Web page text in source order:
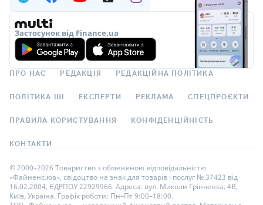
Застосунок від Finance.ua
ПРО НАС РЕДАКЦІЯ РЕДАКЦІЙНА ПОЛІТИКА
ПОЛІТИКА ШІ ЕКСПЕРТИ РЕКЛАМА СПЕЦПРОЄКТИ
ПРАВИЛА КОРИСТУВАННЯ КОНФІДЕНЦІЙНІСТЬ
КОНТАКТИ
© 2000–2026 Товариство з обмеженою відповідальністю
«Файненс.юа», свідоцтво на знак для товарів і послуг № 37423 від
16.02.2004, ЄДРПОУ 22929966. Адреса: вул. Миколи Грінченка, 4В,
Київ, Україна. Графік роботи: Пн–Пт 9:00–18:00.